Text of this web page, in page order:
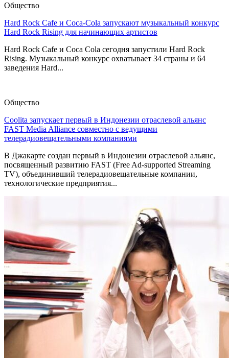
Общество
Hard Rock Cafe и Coca-Cola запускают музыкальный конкурс
Hard Rock Rising для начинающих артистов
Hard Rock Cafe и Coca Cola сегодня запустили Hard Rock
Rising. Музыкальный конкурс охватывает 34 страны и 64
заведения Hard...
Общество
Coolita запускает первый в Индонезии отраслевой альянс
FAST Media Alliance совместно с ведущими
телерадиовещательными компаниями
В Джакарте создан первый в Индонезии отраслевой альянс,
посвященный развитию FAST (Free Ad-supported Streaming
TV), объединивший телерадиовещательные компании,
технологические предприятия...